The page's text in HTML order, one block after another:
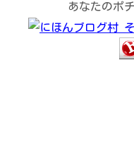
あなたのポ